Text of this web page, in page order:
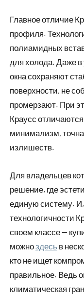
Главное отличие
профиля.
полиамидных
для холода. Даже в
окна сохраняют
поверхности, не
промерзают. При
Краусс
минимализм,
излишеств.
Для владельцев
решение, где
единую систему. И,
технологичности
своем классе —
можно здесь в
кто не ищет
правильное. Ведь
климатическая